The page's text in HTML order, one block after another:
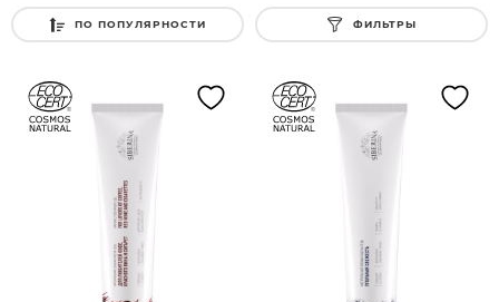
ПО ПОПУЛЯРНОСТИ ФИЛЬТРЫ